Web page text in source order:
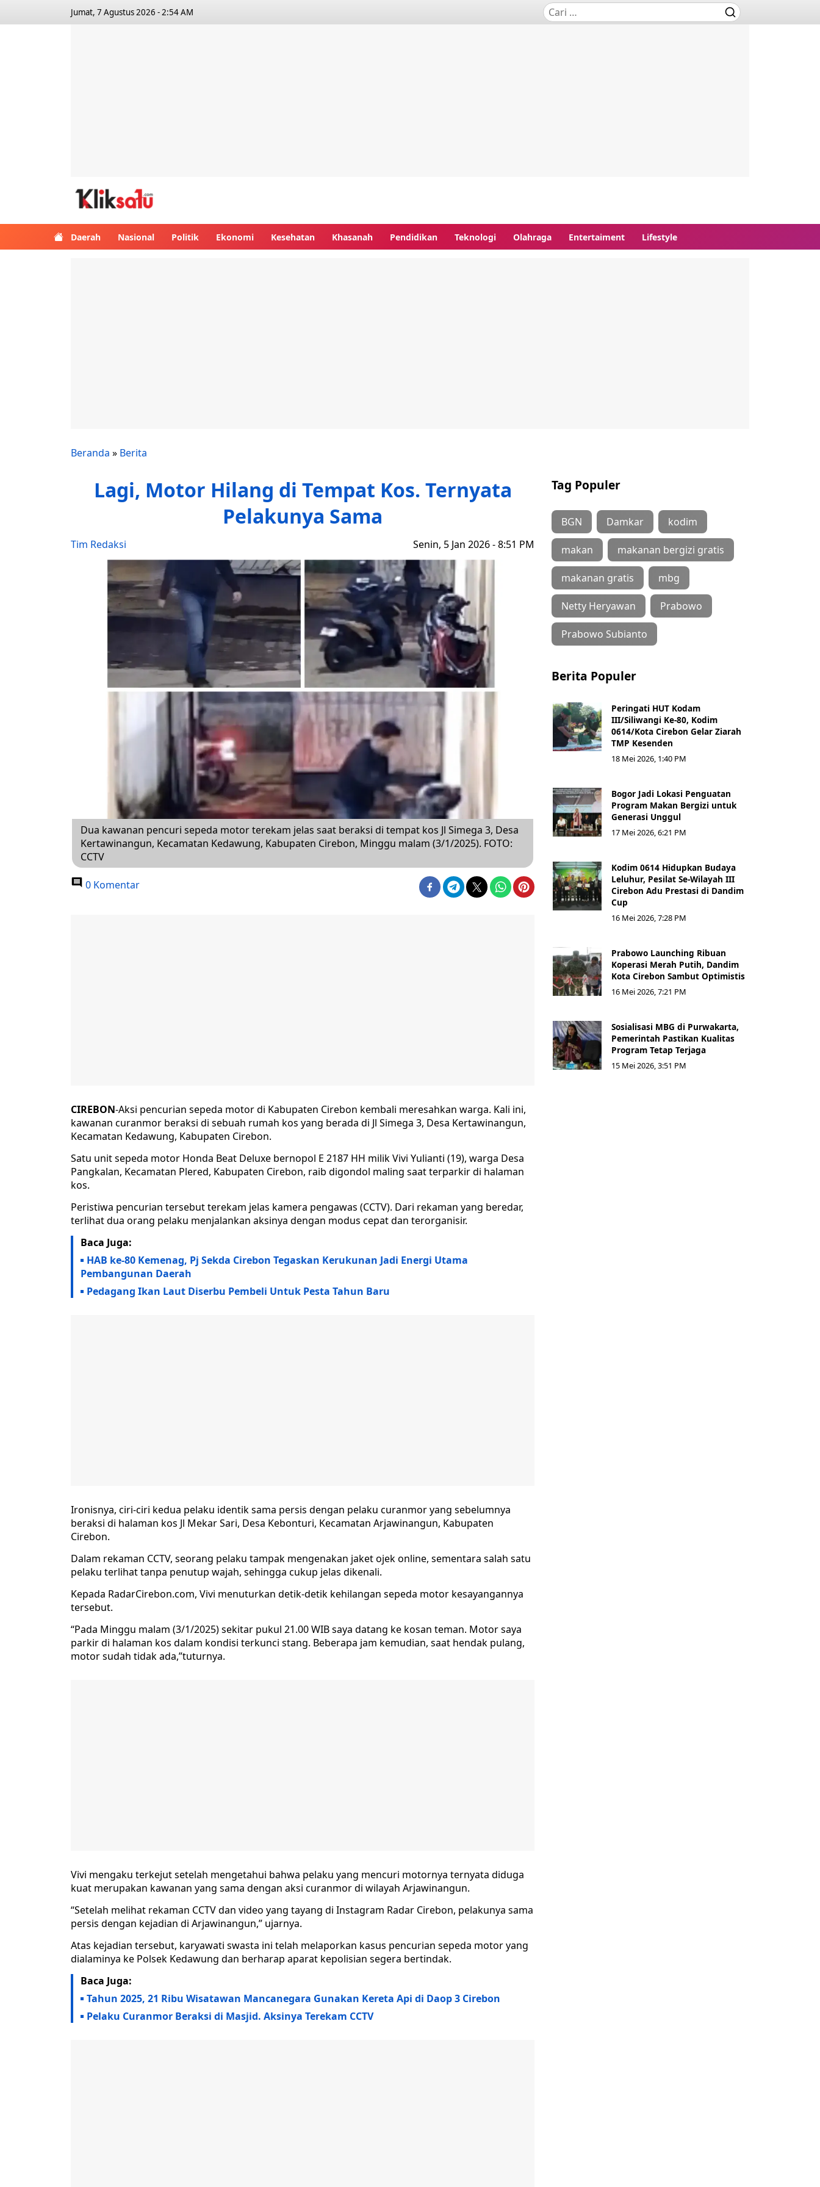
Jumat, 7 Agustus 2026 - 2:54 AM
Daerah Nasional Politik Ekonomi Kesehatan Khasanah Pendidikan Teknologi Olahraga Entertaiment Lifestyle
Beranda » Berita
Lagi, Motor Hilang di Tempat Kos. Ternyata
Pelakunya Sama
Tim Redaksi Senin, 5 Jan 2026 - 8:51 PM
Dua kawanan pencuri sepeda motor terekam jelas saat beraksi di tempat kos Jl Simega 3, Desa
Kertawinangun, Kecamatan Kedawung, Kabupaten Cirebon, Minggu malam (3/1/2025). FOTO:
CCTV
0 Komentar
CIREBON-Aksi pencurian sepeda motor di Kabupaten Cirebon kembali meresahkan warga. Kali ini,
kawanan curanmor beraksi di sebuah rumah kos yang berada di Jl Simega 3, Desa Kertawinangun,
Kecamatan Kedawung, Kabupaten Cirebon.
Satu unit sepeda motor Honda Beat Deluxe bernopol E 2187 HH milik Vivi Yulianti (19), warga Desa
Pangkalan, Kecamatan Plered, Kabupaten Cirebon, raib digondol maling saat terparkir di halaman
kos.
Peristiwa pencurian tersebut terekam jelas kamera pengawas (CCTV). Dari rekaman yang beredar,
terlihat dua orang pelaku menjalankan aksinya dengan modus cepat dan terorganisir.
Baca Juga:
HAB ke-80 Kemenag, Pj Sekda Cirebon Tegaskan Kerukunan Jadi Energi Utama
Pembangunan Daerah
Pedagang Ikan Laut Diserbu Pembeli Untuk Pesta Tahun Baru
Ironisnya, ciri-ciri kedua pelaku identik sama persis dengan pelaku curanmor yang sebelumnya
beraksi di halaman kos Jl Mekar Sari, Desa Kebonturi, Kecamatan Arjawinangun, Kabupaten
Cirebon.
Dalam rekaman CCTV, seorang pelaku tampak mengenakan jaket ojek online, sementara salah satu
pelaku terlihat tanpa penutup wajah, sehingga cukup jelas dikenali.
Kepada RadarCirebon.com, Vivi menuturkan detik-detik kehilangan sepeda motor kesayangannya
tersebut.
“Pada Minggu malam (3/1/2025) sekitar pukul 21.00 WIB saya datang ke kosan teman. Motor saya
parkir di halaman kos dalam kondisi terkunci stang. Beberapa jam kemudian, saat hendak pulang,
motor sudah tidak ada,”tuturnya.
Vivi mengaku terkejut setelah mengetahui bahwa pelaku yang mencuri motornya ternyata diduga
kuat merupakan kawanan yang sama dengan aksi curanmor di wilayah Arjawinangun.
“Setelah melihat rekaman CCTV dan video yang tayang di Instagram Radar Cirebon, pelakunya sama
persis dengan kejadian di Arjawinangun,” ujarnya.
Atas kejadian tersebut, karyawati swasta ini telah melaporkan kasus pencurian sepeda motor yang
dialaminya ke Polsek Kedawung dan berharap aparat kepolisian segera bertindak.
Baca Juga:
Tahun 2025, 21 Ribu Wisatawan Mancanegara Gunakan Kereta Api di Daop 3 Cirebon
Pelaku Curanmor Beraksi di Masjid. Aksinya Terekam CCTV
Tag Populer
BGN Damkar kodim
makan makanan bergizi gratis
makanan gratis mbg
Netty Heryawan Prabowo
Prabowo Subianto
Berita Populer
Peringati HUT Kodam
III/Siliwangi Ke-80, Kodim
0614/Kota Cirebon Gelar Ziarah
TMP Kesenden
18 Mei 2026, 1:40 PM
Bogor Jadi Lokasi Penguatan
Program Makan Bergizi untuk
Generasi Unggul
17 Mei 2026, 6:21 PM
Kodim 0614 Hidupkan Budaya
Leluhur, Pesilat Se-Wilayah III
Cirebon Adu Prestasi di Dandim
Cup
16 Mei 2026, 7:28 PM
Prabowo Launching Ribuan
Koperasi Merah Putih, Dandim
Kota Cirebon Sambut Optimistis
16 Mei 2026, 7:21 PM
Sosialisasi MBG di Purwakarta,
Pemerintah Pastikan Kualitas
Program Tetap Terjaga
15 Mei 2026, 3:51 PM